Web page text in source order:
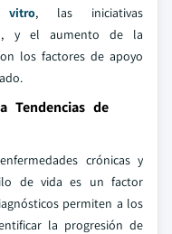
vitro, las iniciativas
y el aumento de la
los factores de apoyo
Tendencias de
crónicas y
de vida es un factor
permiten a los
la progresión de